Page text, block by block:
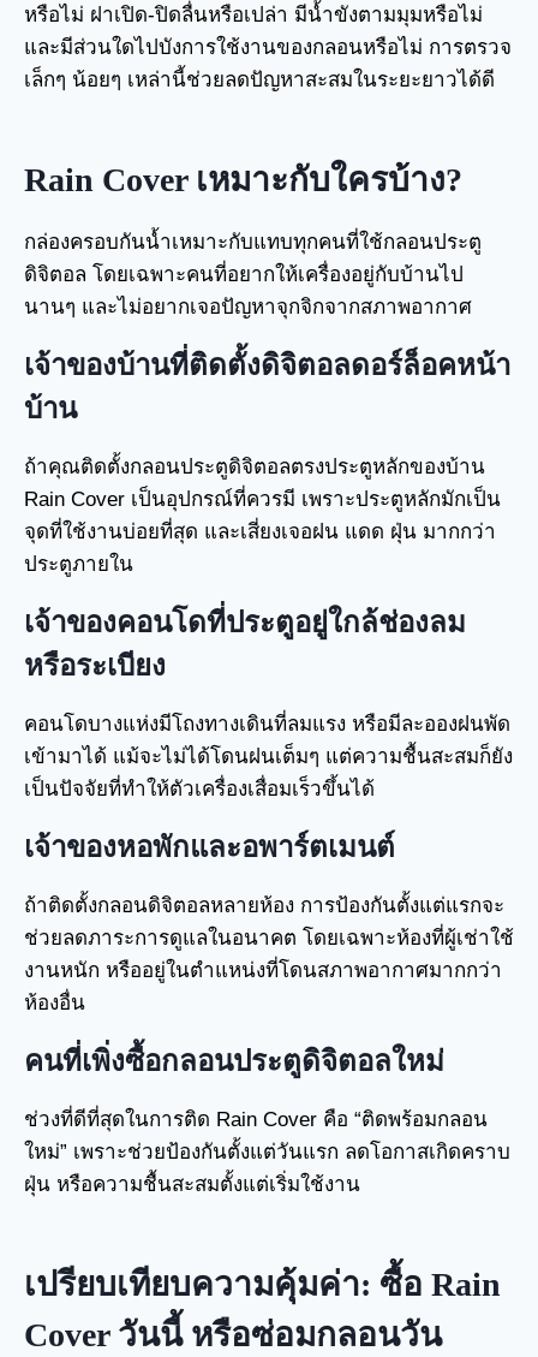
หรือไม่ ฝาเปิด-ปิดลื่นหรือเปล่า มีน้ำขังตามมุมหรือไม่
และมีส่วนใดไปบังการใช้งานของกลอนหรือไม่ การตรวจ
เล็กๆ น้อยๆ เหล่านี้ช่วยลดปัญหาสะสมในระยะยาวได้ดี
Rain Cover เหมาะกับใครบ้าง?
กล่องครอบกันน้ำเหมาะกับแทบทุกคนที่ใช้กลอนประตู
ดิจิตอล โดยเฉพาะคนที่อยากให้เครื่องอยู่กับบ้านไป
นานๆ และไม่อยากเจอปัญหาจุกจิกจากสภาพอากาศ
เจ้าของบ้านที่ติดตั้งดิจิตอลดอร์ล็อคหน้า
บ้าน
ถ้าคุณติดตั้งกลอนประตูดิจิตอลตรงประตูหลักของบ้าน
Rain Cover เป็นอุปกรณ์ที่ควรมี เพราะประตูหลักมักเป็น
จุดที่ใช้งานบ่อยที่สุด และเสี่ยงเจอฝน แดด ฝุ่น มากกว่า
ประตูภายใน
เจ้าของคอนโดที่ประตูอยู่ใกล้ช่องลม
หรือระเบียง
คอนโดบางแห่งมีโถงทางเดินที่ลมแรง หรือมีละอองฝนพัด
เข้ามาได้ แม้จะไม่ได้โดนฝนเต็มๆ แต่ความชื้นสะสมก็ยัง
เป็นปัจจัยที่ทำให้ตัวเครื่องเสื่อมเร็วขึ้นได้
เจ้าของหอพักและอพาร์ตเมนต์
ถ้าติดตั้งกลอนดิจิตอลหลายห้อง การป้องกันตั้งแต่แรกจะ
ช่วยลดภาระการดูแลในอนาคต โดยเฉพาะห้องที่ผู้เช่าใช้
งานหนัก หรืออยู่ในตำแหน่งที่โดนสภาพอากาศมากกว่า
ห้องอื่น
คนที่เพิ่งซื้อกลอนประตูดิจิตอลใหม่
ช่วงที่ดีที่สุดในการติด Rain Cover คือ “ติดพร้อมกลอน
ใหม่” เพราะช่วยป้องกันตั้งแต่วันแรก ลดโอกาสเกิดคราบ
ฝุ่น หรือความชื้นสะสมตั้งแต่เริ่มใช้งาน
เปรียบเทียบความคุ้มค่า: ซื้อ Rain
Cover วันนี้ หรือซ่อมกลอนวัน